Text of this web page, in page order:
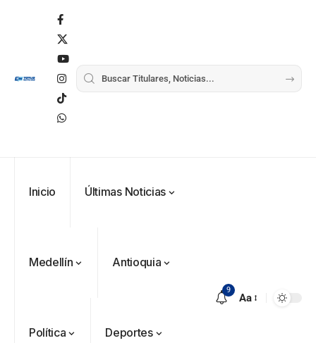
Inicio Últimas Noticias
Medellín Antioquia
Política Deportes
9
Aa